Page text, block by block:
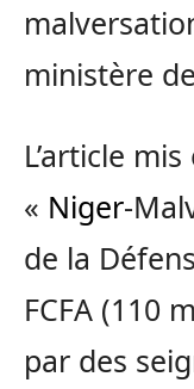
ministère
L’article
« Niger-
de la
FCFA (110
par des